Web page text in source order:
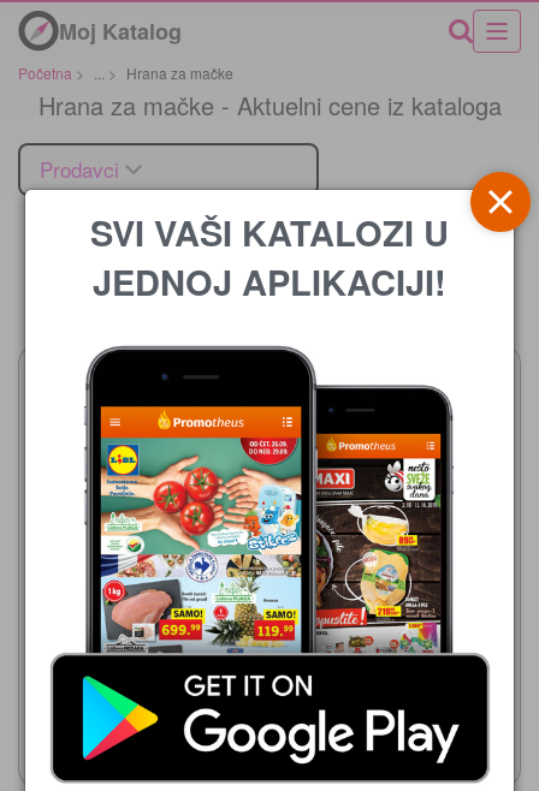
Moj Katalog
Početna > > Hrana za mačke
Hrana za mačke - Aktuelni cene iz kataloga
Prodavci
Cena
Trnava Promet
03.08.-23.08.2026
49,00 din
Friskies preliv za mačke
Prikaži katalog
Idea
06.08.-09.08.2026
52,99 din
Friskies
Prikaži katalog
SVI VAŠI KATALOZI U
JEDNOJ APLIKACIJI!